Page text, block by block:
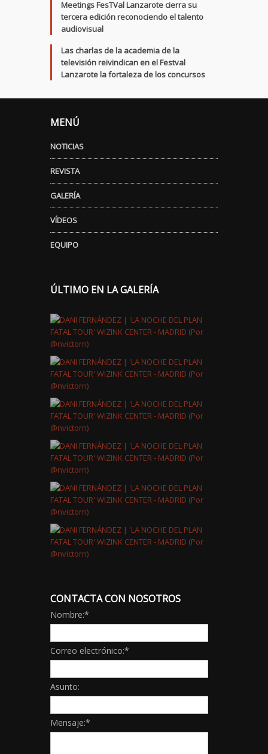
Meetings FesTVal Lanzarote cierra su
tercera edición reconociendo el talento
audiovisual
Las charlas de la academia de la
televisión reivindican en el Festval
Lanzarote la fortaleza de los concursos
MENÚ
NOTICIAS
REVISTA
GALERÍA
VÍDEOS
EQUIPO
ÚLTIMO EN LA GALERÍA
CONTACTA CON NOSOTROS
Nombre:*
Correo electrónico:*
Asunto:
Mensaje:*